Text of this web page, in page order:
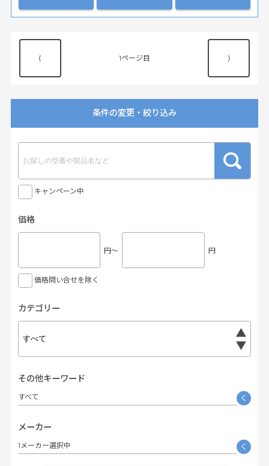
⟨ 1 ⟩
条件の変更・絞り込み
キャンペーン中
価格
円〜 円
価格問い合せを除く
カテゴリー
その他キーワード
すべて く
メーカー
1メーカー選択中 く